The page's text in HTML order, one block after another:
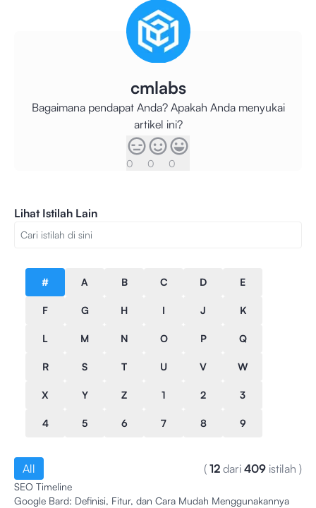
cmlabs
Bagaimana pendapat Anda? Apakah Anda menyukai
artikel ini?
0 0 0
Lihat Istilah Lain
# A B C D E
F G H I J K
L M N O P Q
R S T U V W
X Y Z 1 2 3
4 5 6 7 8 9
All ( 12 dari 409 istilah )
SEO Timeline
Google Bard: Definisi, Fitur, dan Cara Mudah Menggunakannya